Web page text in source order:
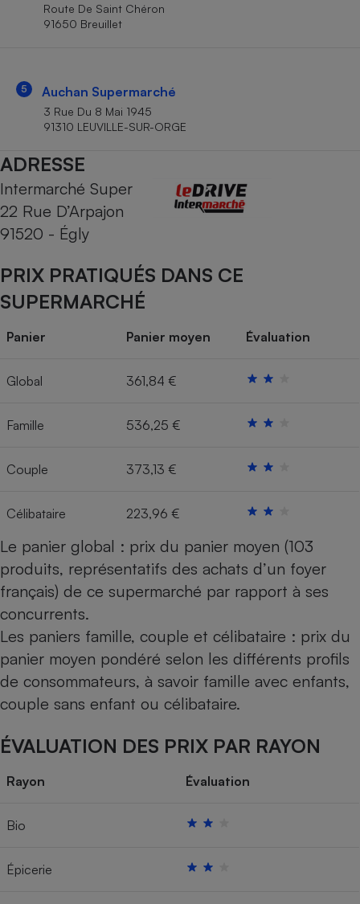
Route De Saint Chéron
91650 Breuillet
5 Auchan Supermarché
3 Rue Du 8 Mai 1945
91310 LEUVILLE-SUR-ORGE
ADRESSE
Intermarché Super
22 Rue D’Arpajon
91520 - Égly
PRIX PRATIQUÉS DANS CE
SUPERMARCHÉ
Panier Panier moyen Évaluation
Global 361,84 €
Famille 536,25 €
Couple 373,13 €
Célibataire 223,96 €
Le panier global : prix du panier moyen (103
produits, représentatifs des achats d’un foyer
français) de ce supermarché par rapport à ses
concurrents.
Les paniers famille, couple et célibataire : prix du
panier moyen pondéré selon les différents profils
de consommateurs, à savoir famille avec enfants,
couple sans enfant ou célibataire.
ÉVALUATION DES PRIX PAR RAYON
Rayon Évaluation
Bio
Épicerie
Cafetière à expressos
Robot ménager